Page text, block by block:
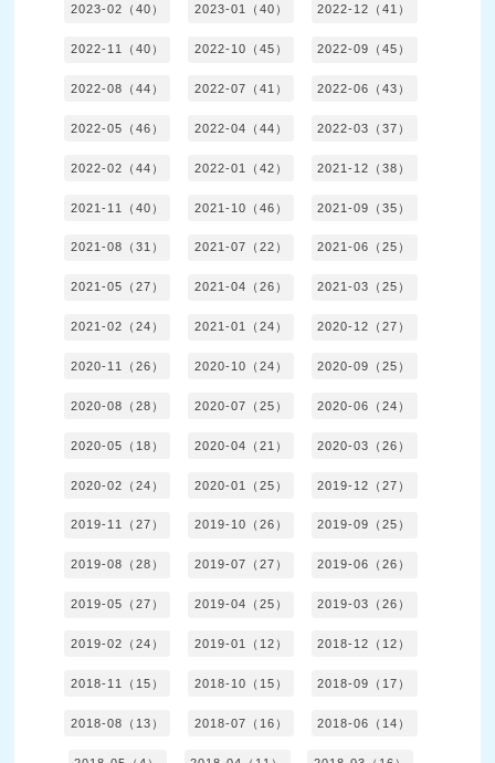
2023-02（40） 2023-01（40） 2022-12（41）
2022-11（40） 2022-10（45） 2022-09（45）
2022-08（44） 2022-07（41） 2022-06（43）
2022-05（46） 2022-04（44） 2022-03（37）
2022-02（44） 2022-01（42） 2021-12（38）
2021-11（40） 2021-10（46） 2021-09（35）
2021-08（31） 2021-07（22） 2021-06（25）
2021-05（27） 2021-04（26） 2021-03（25）
2021-02（24） 2021-01（24） 2020-12（27）
2020-11（26） 2020-10（24） 2020-09（25）
2020-08（28） 2020-07（25） 2020-06（24）
2020-05（18） 2020-04（21） 2020-03（26）
2020-02（24） 2020-01（25） 2019-12（27）
2019-11（27） 2019-10（26） 2019-09（25）
2019-08（28） 2019-07（27） 2019-06（26）
2019-05（27） 2019-04（25） 2019-03（26）
2019-02（24） 2019-01（12） 2018-12（12）
2018-11（15） 2018-10（15） 2018-09（17）
2018-08（13） 2018-07（16） 2018-06（14）